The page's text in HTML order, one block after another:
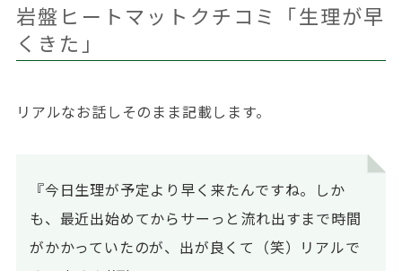
岩盤ヒートマットクチコミ「生理が早
くきた」
リアルなお話しそのまま記載します。
『今日生理が予定より早く来たんですね。しか
も、最近出始めてからサーっと流れ出すまで時間
がかかっていたのが、出が良くて（笑）リアルで